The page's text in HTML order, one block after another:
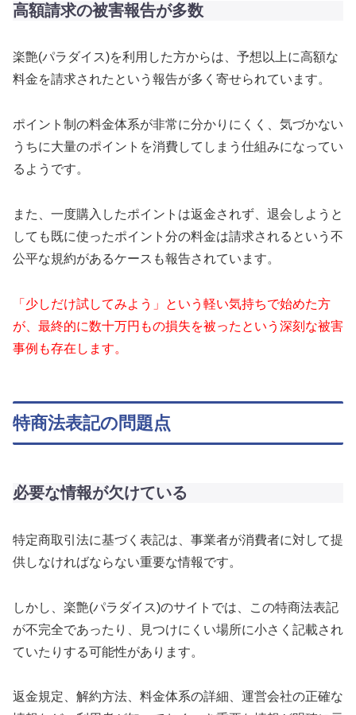
高額請求の被害報告が多数
楽艶(パラダイス)を利用した方からは、予想以上に高額な
料金を請求されたという報告が多く寄せられています。
ポイント制の料金体系が非常に分かりにくく、気づかない
うちに大量のポイントを消費してしまう仕組みになってい
るようです。
また、一度購入したポイントは返金されず、退会しようと
しても既に使ったポイント分の料金は請求されるという不
公平な規約があるケースも報告されています。
「少しだけ試してみよう」という軽い気持ちで始めた方
が、最終的に数十万円もの損失を被ったという深刻な被害
事例も存在します。
特商法表記の問題点
必要な情報が欠けている
特定商取引法に基づく表記は、事業者が消費者に対して提
供しなければならない重要な情報です。
しかし、楽艶(パラダイス)のサイトでは、この特商法表記
が不完全であったり、見つけにくい場所に小さく記載され
ていたりする可能性があります。
返金規定、解約方法、料金体系の詳細、運営会社の正確な